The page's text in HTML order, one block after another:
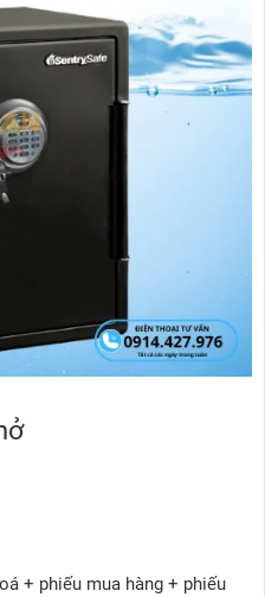
+ phiếu mua hàng + phiếu